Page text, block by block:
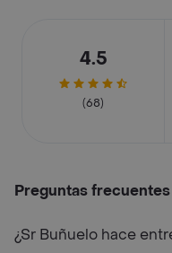
4.5
(68)
Preguntas frecuentes
¿Sr Buñuelo hace